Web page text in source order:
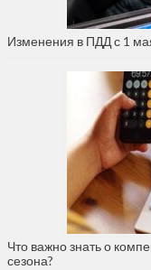
Изменения в ПДД с 1
Что важно знать о
сезона?